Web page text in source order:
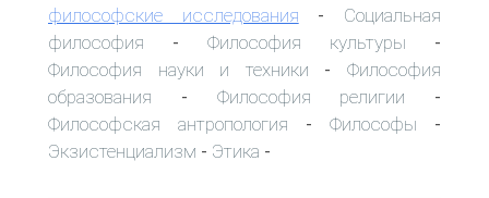
философские исследования - Социальная
философия - Философия культуры -
Философия науки и техники -Философия
образования - Философия религии -
Философская антропология - Философы -
Экзистенциализм - Этика -